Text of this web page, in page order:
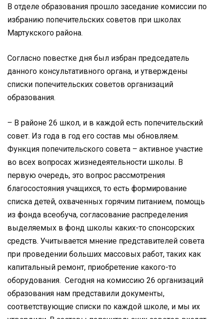
В отделе образования прошло заседание комиссии по
избранию попечительских советов при школах
Мартукского района.
Согласно повестке дня был избран председатель
данного консультативного органа, и утверждены
списки попечительских советов организаций
образования.
– В районе 26 школ, и в каждой есть попечительский
совет. Из года в год его состав мы обновляем.
Функция попечительского совета – активное участие
во всех вопросах жизнедеятельности школы. В
первую очередь, это вопрос рассмотрения
благосостояния учащихся, то есть формирование
списка детей, охваченных горячим питанием, помощь
из фонда всеобуча, согласование распределения
выделяемых в фонд школы каких-то спонсорских
средств. Учитывается мнение представителей совета
при проведении больших массовых работ, таких как
капитальный ремонт, приобретение какого-то
оборудования. Сегодня на комиссию 26 организаций
образования нам представили документы,
соответствующие списки по каждой школе, и мы их